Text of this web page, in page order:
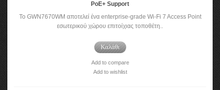
PoE+ Support
Το GWN7670WM αποτελεί ένα enterprise-grade Wi-Fi 7 Access Point
εσωτερικού χώρου επιτοίχιας τοποθέτη..
Καλάθι
Add to compare
Add to wishlist